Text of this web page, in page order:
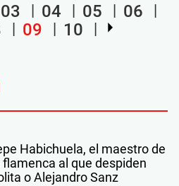
03 04 05
06
09 10
Habichuela, el maestro de
flamenca al que despiden
o Alejandro Sanz